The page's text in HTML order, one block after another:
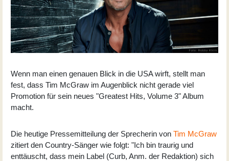
Wenn man einen genauen Blick in die USA wirft, stellt man
fest, dass Tim McGraw im Augenblick nicht gerade viel
Promotion für sein neues "Greatest Hits, Volume 3" Album
macht.
Die heutige Pressemitteilung der Sprecherin von Tim McGraw
zitiert den Country-Sänger wie folgt: "Ich bin traurig und
enttäuscht, dass mein Label (Curb, Anm. der Redaktion) sich